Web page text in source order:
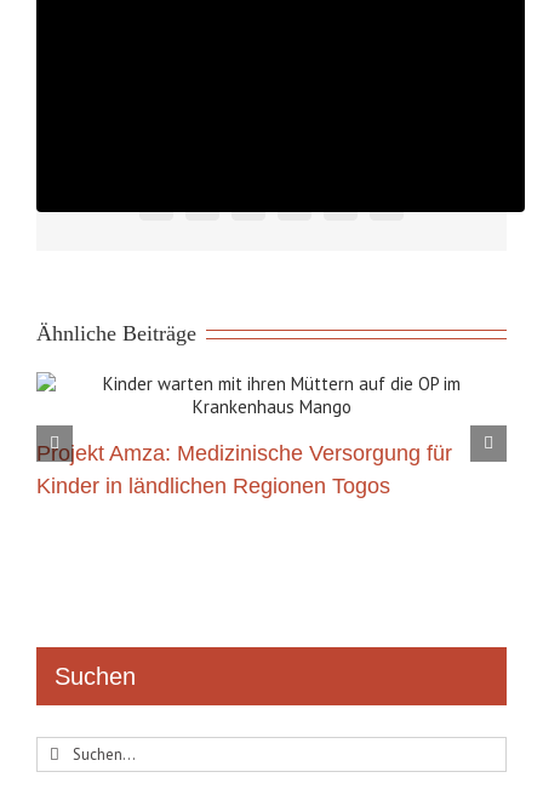
Facebook
X RedditLinkedInWhatsApp
E-
Ähnliche Beiträge
Projekt Amza: Medizinische Versorgung für
Kinder in ländlichen Regionen Togos
Suchen
Suche
nach: